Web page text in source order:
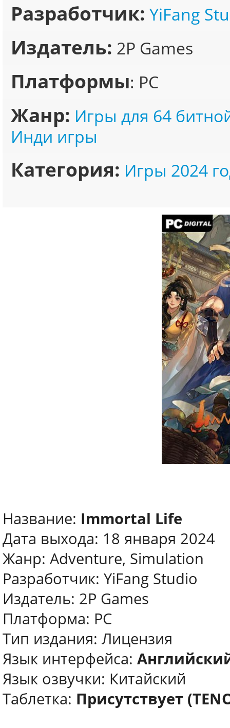
Разработчик: YiFang
Издатель: 2P Games
Платформы: PC
Жанр: Игры для 64
Инди игры
Категория: Игры 2024
Название: Immortal Life
Дата выхода: 18 января 2024
Жанр: Adventure, Simulation
Разработчик: YiFang Studio
Издатель: 2P Games
Платформа: PC
Тип издания: Лицензия
Язык интерфейса:
Язык озвучки: Китайский
Таблетка: Присутствует